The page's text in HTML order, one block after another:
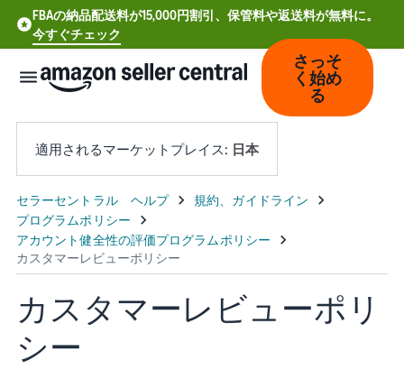
FBAの納品配送料が15,000円割引、保管料や返送料が無料に。
今すぐチェック
中
文
-
Deutsch
- DE
さっそ
く始め
る
適用されるマーケットプレイス: 日本
カスタマーレビューポリ
シー